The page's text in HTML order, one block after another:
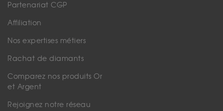
Partenariat CGP
Affiliation
Nos expertises métiers
Rachat de diamants
Comparez nos produits Or
et Argent
Rejoignez notre réseau